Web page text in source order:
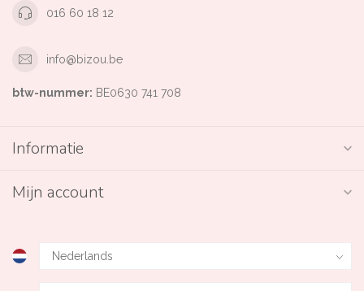
016 60 18 12
info@bizou.be
btw-nummer: BE0630 741 708
Informatie
Mijn account